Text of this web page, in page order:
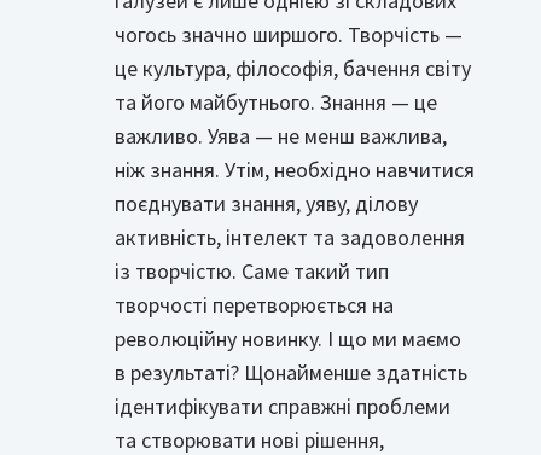
чогось значно ширшого. Творчість —
це культура, філософія, бачення світу
та його майбутнього. Знання — це
важливо. Уява — не менш важлива,
ніж знання. Утім, необхідно навчитися
поєднувати знання, уяву, ділову
активність, інтелект та задоволення
із творчістю. Саме такий тип
творчості перетворюється на
революційну новинку. І що ми маємо
в результаті? Щонайменше здатність
ідентифікувати справжні проблеми
та створювати нові рішення,